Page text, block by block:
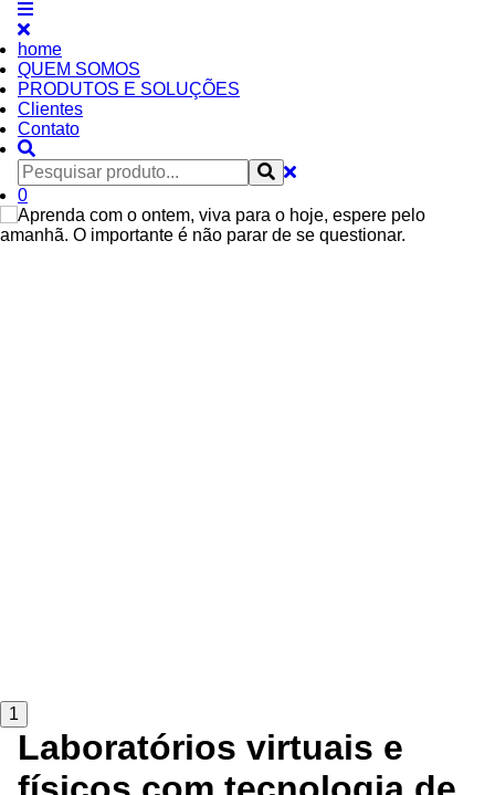
home
QUEM SOMOS
PRODUTOS E SOLUÇÕES
Clientes
Contato
0
1
Laboratórios virtuais e